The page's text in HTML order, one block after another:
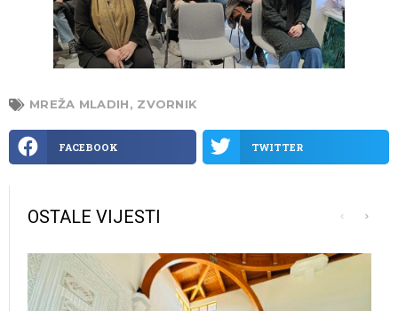
MREŽA MLADIH, ZVORNIK
FACEBOOK TWITTER
OSTALE VIJESTI